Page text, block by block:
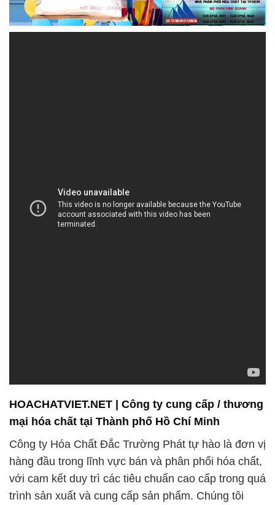
HOACHATVIET.NET | Công ty cung cấp / thương
mại hóa chất tại Thành phố Hồ Chí Minh
Công ty Hóa Chất Đắc Trường Phát tự hào là đơn vị
hàng đầu trong lĩnh vực bán và phân phối hóa chất,
với cam kết duy trì các tiêu chuẩn cao cấp trong quá
trình sản xuất và cung cấp sản phẩm. Chúng tôi